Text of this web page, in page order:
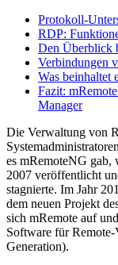
Protokoll-
RDP:
Den Überblick
Verbindungen
Was beinhaltet
Fazit:
Manager
Die Verwaltung von
es mRemoteNG gab,
2007 veröffentlicht
stagnierte. Im Jahr
dem neuen Projekt
sich mRemote auf
Software für
Generation).